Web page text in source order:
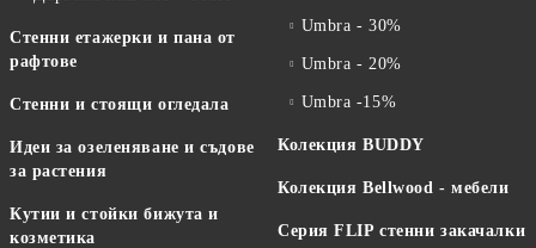
Стенни етажерки и пана от
рафтове
Стенни и стоящи огледала
Идеи за озеленяване и съдове
за растения
Кутии и стойки бижута и
козметика
Umbra - 30%
Umbra - 20%
Umbra -15%
Колекция BUDDY
Колекция Bellwood - мебели
Серия FLIP стенни закачалки